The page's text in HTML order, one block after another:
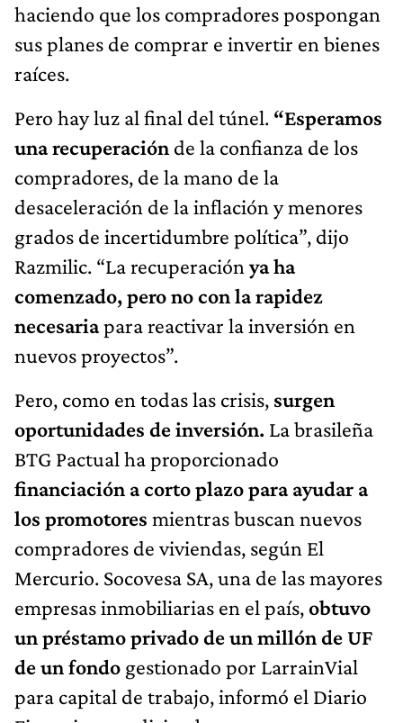
haciendo que los compradores pospongan
sus planes de comprar e invertir en bienes
raíces.
Pero hay luz al final del túnel. “Esperamos
una recuperación de la confianza de los
compradores, de la mano de la
desaceleración de la inflación y menores
grados de incertidumbre política”, dijo
Razmilic. “La recuperaciónya ha
comenzado, pero no con la rapidez
necesariapara reactivar la inversión en
nuevos proyectos”.
Pero, como en todas las crisis, surgen
oportunidades de inversión. La brasileña
BTG Pactual ha proporcionado
financiación a corto plazo para ayudar a
los promotores mientras buscan nuevos
compradores de viviendas, según El
Mercurio. Socovesa SA, una de las mayores
empresas inmobiliarias en el país,obtuvo
un préstamo privado de un millón de UF
de un fondo gestionado por LarrainVial
para capital de trabajo, informó el Diario